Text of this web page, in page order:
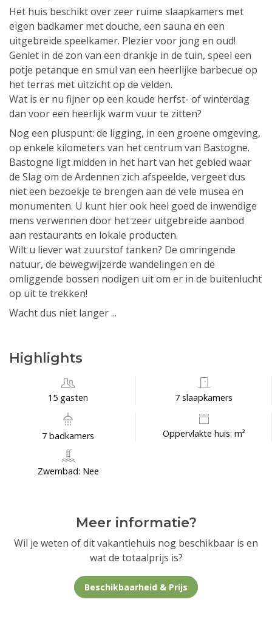
Het huis beschikt over zeer ruime slaapkamers met
eigen badkamer met douche, een sauna en een
uitgebreide speelkamer. Plezier voor jong en oud!
Geniet in de zon van een drankje in de tuin, speel een
potje petanque en smul van een heerlijke barbecue op
het terras met uitzicht op de velden.
Wat is er nu fijner op een koude herfst- of winterdag
dan voor een heerlijk warm vuur te zitten?
Nog een pluspunt: de ligging, in een groene omgeving,
op enkele kilometers van het centrum van Bastogne.
Bastogne ligt midden in het hart van het gebied waar
de Slag om de Ardennen zich afspeelde, vergeet dus
niet een bezoekje te brengen aan de vele musea en
monumenten. U kunt hier ook heel goed de inwendige
mens verwennen door het zeer uitgebreide aanbod
aan restaurants en lokale producten.
Wilt u liever wat zuurstof tanken? De omringende
natuur, de bewegwijzerde wandelingen en de
omliggende bossen nodigen uit om er in de buitenlucht
op uit te trekken!
Wacht dus niet langer ...
Highlights
15 gasten 7 slaapkamers
7 badkamers Oppervlakte huis: m²
Zwembad: Nee
Meer informatie?
Wil je weten of dit vakantiehuis nog beschikbaar is en
wat de totaalprijs is?
Beschikbaarheid & Prijs